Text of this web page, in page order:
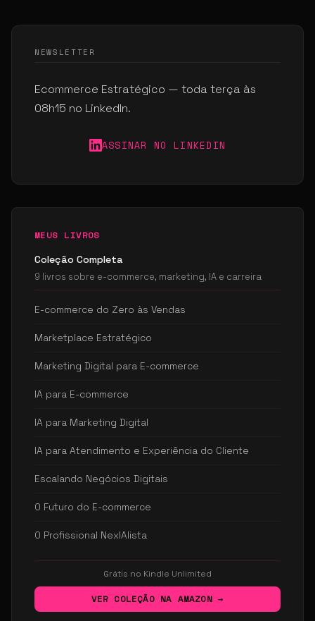
NEWSLETTER
Ecommerce Estratégico — toda terça às
08h15 no LinkedIn.
ASSINAR NO LINKEDIN
MEUS LIVROS
Coleção Completa
9 livros sobre e-commerce, marketing, IA e carreira
E-commerce do Zero às Vendas
Marketplace Estratégico
Marketing Digital para E-commerce
IA para E-commerce
IA para Marketing Digital
IA para Atendimento e Experiência do Cliente
Escalando Negócios Digitais
O Futuro do E-commerce
O Profissional NexIAlista
Grátis no Kindle Unlimited
VER COLEÇÃO NA AMAZON →